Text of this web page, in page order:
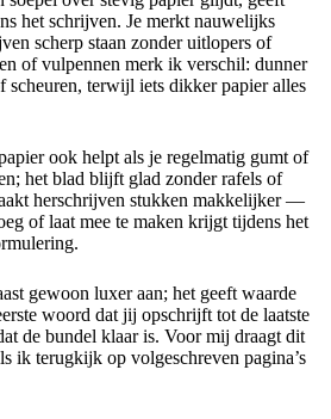
het schrijven. Je merkt nauwelijks
scherp staan zonder uitlopers of
of vulpennen merk ik verschil: dunner
scheuren, terwijl iets dikker papier alles
ook helpt als je regelmatig gumt of
het blad blijft glad zonder rafels of
herschrijven stukken makkelijker —
of laat mee te maken krijgt tijdens het
gewoon luxer aan; het geeft waarde
woord dat jij opschrijft tot de laatste
de bundel klaar is. Voor mij draagt dit
ik terugkijk op volgeschreven pagina’s